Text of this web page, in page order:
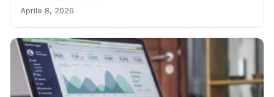
Aprile 8, 2026